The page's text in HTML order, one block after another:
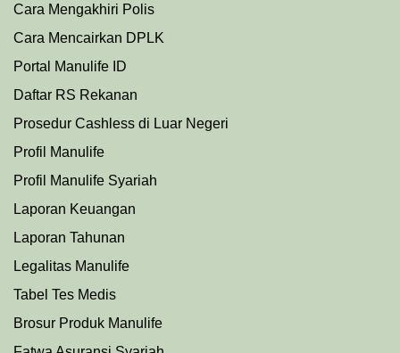
Cara Mengakhiri Polis
Cara Mencairkan DPLK
Portal Manulife ID
Daftar RS Rekanan
Prosedur Cashless di Luar Negeri
Profil Manulife
Profil Manulife Syariah
Laporan Keuangan
Laporan Tahunan
Legalitas Manulife
Tabel Tes Medis
Brosur Produk Manulife